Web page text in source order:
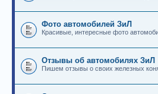
Фото автомобилей ЗиЛ
Красивые, интересные фото
Отзывы об автомобилях ЗиЛ
Пишем отзывы о своих железных